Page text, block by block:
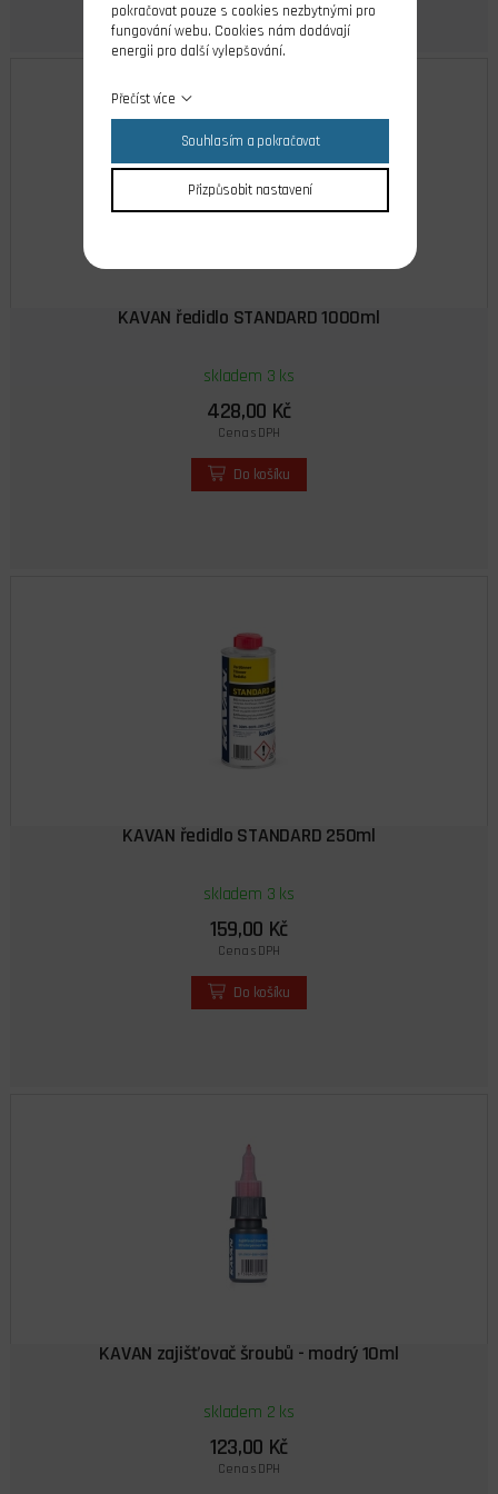
KAVAN ředidlo STANDARD 1000ml
skladem 3 ks
428,00 Kč
Cena s DPH
Do košíku
KAVAN ředidlo STANDARD 250ml
skladem 3 ks
159,00 Kč
Cena s DPH
Do košíku
KAVAN zajišťovač šroubů - modrý 10ml
skladem 2 ks
123,00 Kč
Cena s DPH
pokračovat pouze s cookies nezbytnými pro
fungování webu. Cookies nám dodávají
energii pro další vylepšování.
Přečíst více
Souhlasím a pokračovat
Přizpůsobit nastavení